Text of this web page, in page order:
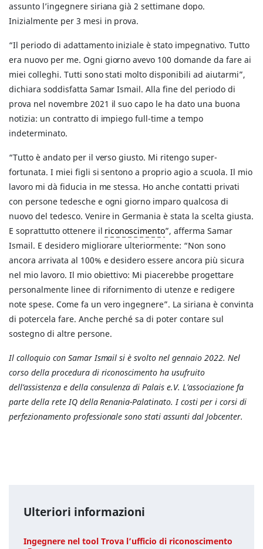
assunto l’ingegnere siriana già 2 settimane dopo.
Inizialmente per 3 mesi in prova.
“Il periodo di adattamento iniziale è stato impegnativo. Tutto
era nuovo per me. Ogni giorno avevo 100 domande da fare ai
miei colleghi. Tutti sono stati molto disponibili ad aiutarmi”,
dichiara soddisfatta Samar Ismail. Alla fine del periodo di
prova nel novembre 2021 il suo capo le ha dato una buona
notizia: un contratto di impiego full-time a tempo
indeterminato.
“Tutto è andato per il verso giusto. Mi ritengo super-
fortunata. I miei figli si sentono a proprio agio a scuola. Il mio
lavoro mi dà fiducia in me stessa. Ho anche contatti privati
con persone tedesche e ogni giorno imparo qualcosa di
nuovo del tedesco. Venire in Germania è stata la scelta giusta.
E soprattutto ottenere il riconoscimento”, afferma Samar
Ismail. E desidero migliorare ulteriormente: “Non sono
ancora arrivata al 100% e desidero essere ancora più sicura
nel mio lavoro. Il mio obiettivo: Mi piacerebbe progettare
personalmente linee di rifornimento di utenze e redigere
note spese. Come fa un vero ingegnere”. La siriana è convinta
di potercela fare. Anche perché sa di poter contare sul
sostegno di altre persone.
Il colloquio con Samar Ismail si è svolto nel gennaio 2022. Nel
corso della procedura di riconoscimento ha usufruito
dell’assistenza e della consulenza di Palais e.V. L’associazione fa
parte della rete IQ della Renania-Palatinato. I costi per i corsi di
perfezionamento professionale sono stati assunti dal Jobcenter.
Ulteriori informazioni
Ingegnere nel tool Trova l’ufficio di riconoscimento